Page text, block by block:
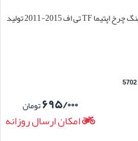
قفل رینگ چرخ اپتیما TF تی اف 2015-2011 تولید
۶۹۵/۰۰۰تومان
امکان ارسال روزانه